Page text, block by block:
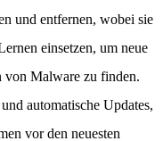
und entfernen, wobei sie
einsetzen, um neue
von Malware zu finden.
automatische Updates,
vor den neuesten